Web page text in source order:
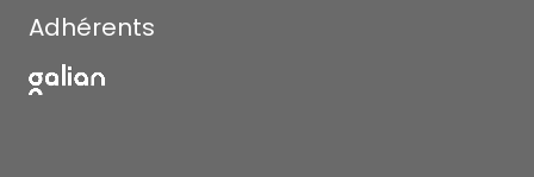
Adhérents